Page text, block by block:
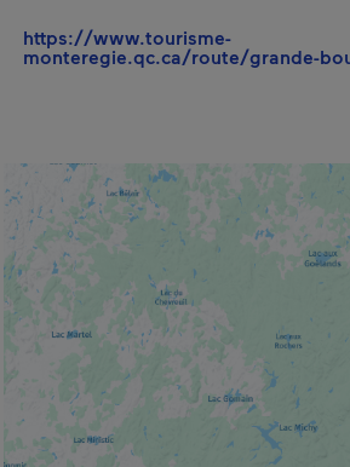
https://www.tourisme-
monteregie.qc.ca/route/grande-